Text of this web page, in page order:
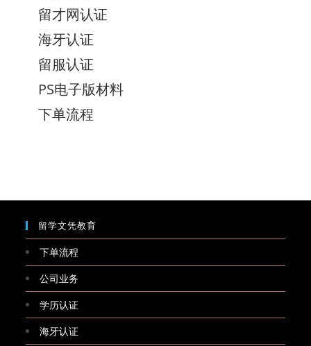
留才网认证
海牙认证
留服认证
PS电子版材料
下单流程
留学文凭教育
下单流程
公司业务
学历认证
海牙认证